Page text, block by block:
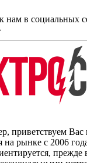
нам в социальных
приветствуем Вас
на рынке с 2006
прежде